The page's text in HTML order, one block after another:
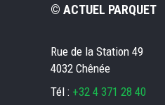
© ACTUEL PARQUET
Rue de la Station 49
4032 Chênée
Tél : +32 4 371 28 40